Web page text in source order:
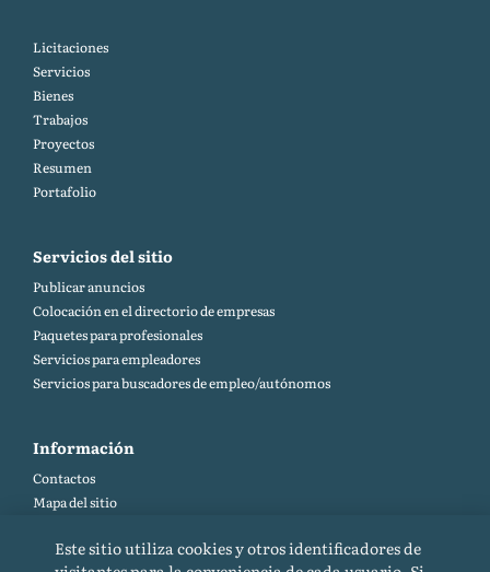
Licitaciones
Servicios
Bienes
Trabajos
Proyectos
Resumen
Portafolio
Servicios del sitio
Publicar anuncios
Colocación en el directorio de empresas
Paquetes para profesionales
Servicios para empleadores
Servicios para buscadores de empleo/autónomos
Información
Contactos
Mapa del sitio
Reglas del sitio
Este sitio utiliza cookies y otros identificadores de